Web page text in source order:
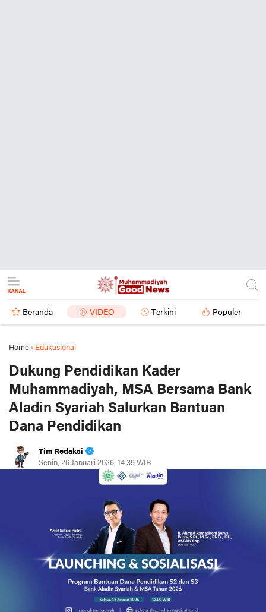
Beranda VIDEO Terkini Populer
Home › Edukasional
Dukung Pendidikan Kader
Muhammadiyah, MSA Bersama Bank
Aladin Syariah Salurkan Bantuan
Dana Pendidikan
Tim Redaksi
Senin, 26 Januari 2026, 14:39 WIB